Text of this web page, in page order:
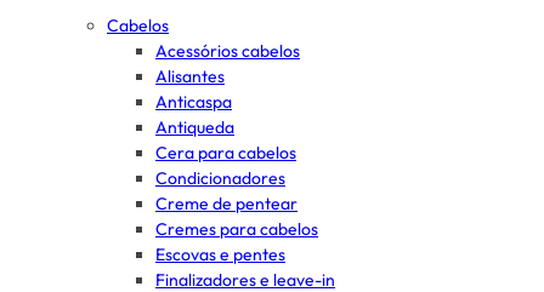
Cabelos
Acessórios cabelos
Alisantes
Anticaspa
Antiqueda
Cera para cabelos
Condicionadores
Creme de pentear
Cremes para cabelos
Escovas e pentes
Finalizadores e leave-in